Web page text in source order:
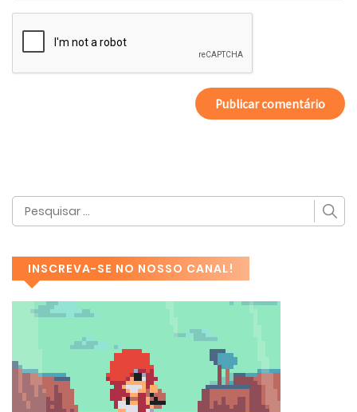
INSCREVA-SE NO NOSSO CANAL!